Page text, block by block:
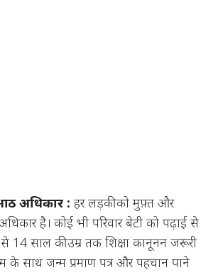
अधिकार :हर लड़की को मुफ़्त और
है। कोई भी परिवार बेटी को पढ़ाई से
14 साल की उम्र तक शिक्षा कानूनन जरूरी
के साथ जन्म प्रमाण पत्र और पहचान पाने